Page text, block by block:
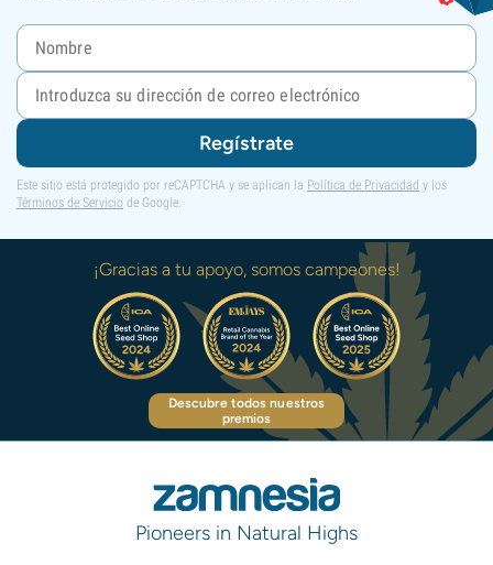
Regístrate
Este sitio está protegido por reCAPTCHA y se aplican la Política de Privacidad y los
Términos de Servicio de Google.
¡Gracias a tu apoyo, somos campeones!
Descubre todos nuestros
premios
Pioneers in Natural Highs